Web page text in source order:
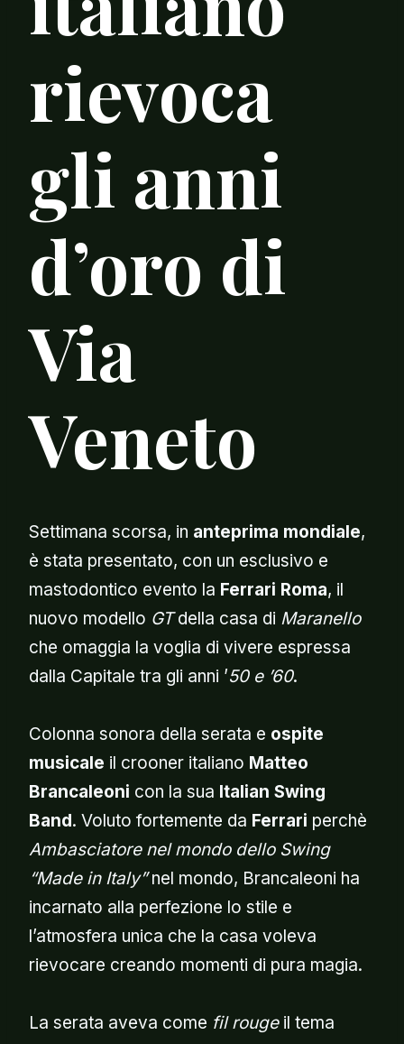
rievoca
gli anni
d’oro di
Via
Veneto
Settimana scorsa, in anteprima mondiale,
è stata presentato, con un esclusivo e
mastodontico evento la Ferrari Roma, il
nuovo modello GTdella casa di Maranello
che omaggia la voglia di vivere espressa
dalla Capitale tra gli anni ’50 e ’60.
Colonna sonora della serata e ospite
musicale il crooner italiano Matteo
Brancaleoni con la sua Italian Swing
Band. Voluto fortemente da Ferrari perchè
Ambasciatore nel mondo dello Swing
“Made in Italy”nel mondo, Brancaleoni ha
incarnato alla perfezione lo stile e
l’atmosfera unica che la casa voleva
rievocare creando momenti di pura magia.
La serata aveva come fil rougeil tema